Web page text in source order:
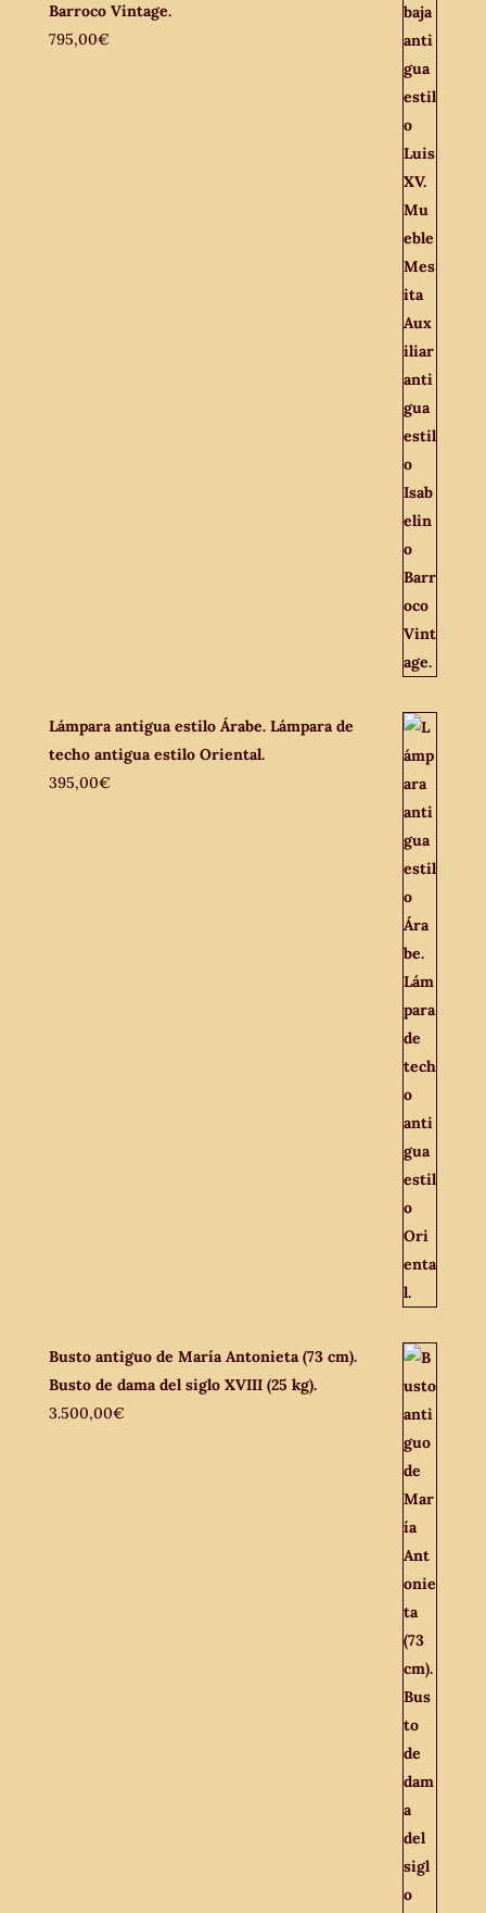
Barroco Vintage.
795,00€
Lámpara antigua estilo Árabe. Lámpara de
techo antigua estilo Oriental.
395,00€
Busto antiguo de María Antonieta (73 cm).
Busto de dama del siglo XVIII (25 kg).
3.500,00€